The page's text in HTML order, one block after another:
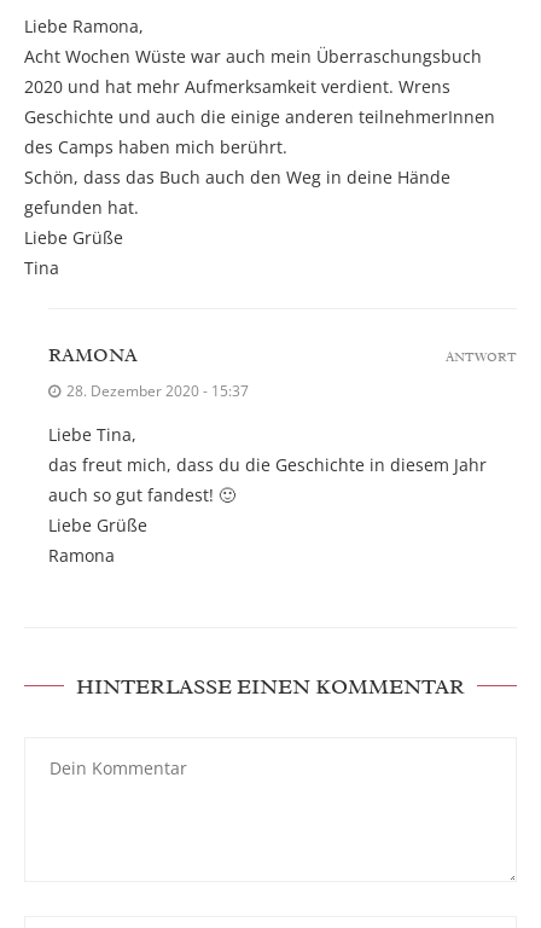
Liebe Ramona,
Acht Wochen Wüste war auch mein Überraschungsbuch
2020 und hat mehr Aufmerksamkeit verdient. Wrens
Geschichte und auch die einige anderen teilnehmerInnen
des Camps haben mich berührt.
Schön, dass das Buch auch den Weg in deine Hände
gefunden hat.
Liebe Grüße
Tina
RAMONA
28. Dezember 2020 - 15:37
Liebe Tina,
das freut mich, dass du die Geschichte in diesem Jahr
auch so gut fandest! 🙂
Liebe Grüße
Ramona
ANTWORT
HINTERLASSE EINEN KOMMENTAR